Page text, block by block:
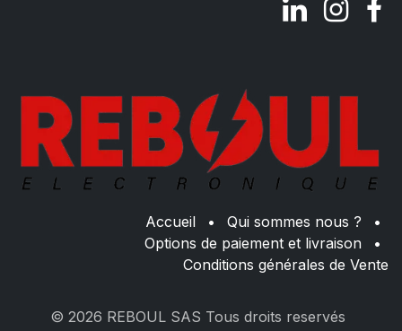
Accueil • Qui sommes nous ?
•
Options de paiement et livraison
•
Conditions générales de Vente
© 2026 REBOUL SAS Tous droits reservés